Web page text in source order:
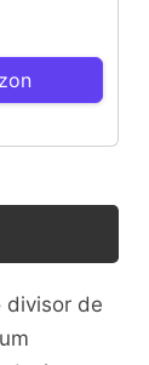
divisor de